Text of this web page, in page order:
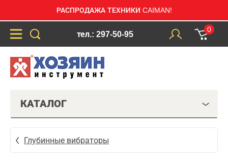
РАСПРОДАЖА ТЕХНИКИ CAIMAN!
тел.: 297-50-95
0
КАТАЛОГ
Глубинные вибраторы